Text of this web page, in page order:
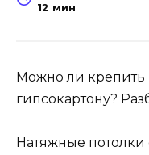
12 мин
Можно ли крепить
гипсокартону?
Натяжные потолки